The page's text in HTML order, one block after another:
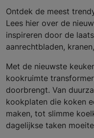
Ontdek de meest
Lees hier over de
inspireren door de
aanrechtbladen,
Met de nieuwste
kookruimte
doorbrengt. Van
kookplaten die koken
maken, tot slimme
dagelijkse taken